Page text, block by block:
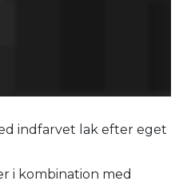
indfarvet lak efter eget
i kombination med